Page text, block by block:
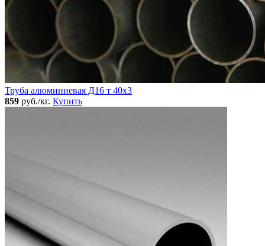
Труба алюминиевая Д16 т 40х3
859 руб./кг. Купить